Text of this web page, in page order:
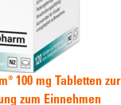
100 mg Tabletten zur
zum Einnehmen